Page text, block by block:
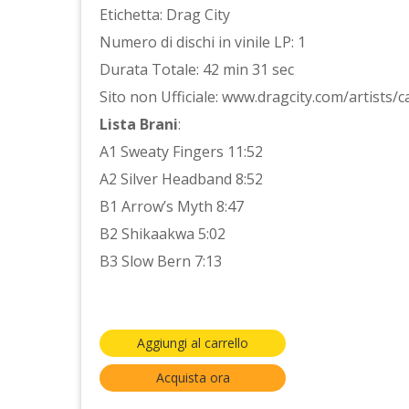
Etichetta: Drag City
Numero di dischi in vinile LP: 1
Durata Totale: 42 min 31 sec
Sito non Ufficiale: www.dragcity.com/artists/
Lista Brani:
A1 Sweaty Fingers 11:52
A2 Silver Headband 8:52
B1 Arrow’s Myth 8:47
B2 Shikaakwa 5:02
B3 Slow Bern 7:13
Aggiungi al carrello
Acquista ora